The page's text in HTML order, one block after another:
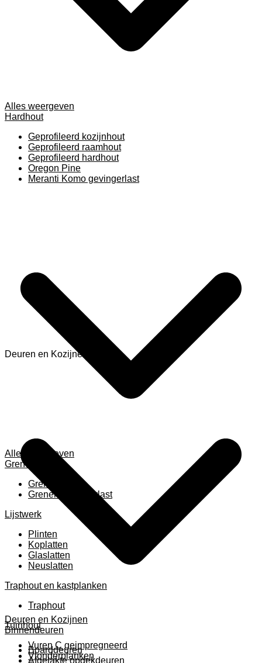
Alles weergeven
Hardhout
Geprofileerd kozijnhout
Geprofileerd raamhout
Geprofileerd hardhout
Oregon Pine
Meranti Komo gevingerlast
Alles weergeven
Grenen
Grenen B ruw
Grenen gevingerlast
Lijstwerk
Plinten
Koplatten
Glaslatten
Neuslatten
Traphout en kastplanken
Traphout
Tuinhout
Vuren C geimpregneerd
Vlonderplanken
Deuren en Kozijnen
Deuren en Kozijnen
Binnendeuren
Boarddeuren
Afgelakte opdekdeuren